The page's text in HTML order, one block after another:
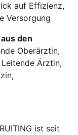
auf Effizienz,
Versorgung
den
Oberärztin,
Ärztin,
ist seit